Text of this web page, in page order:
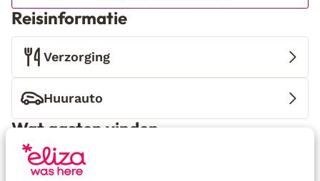
Reisinformatie
Verzorging
Huurauto
Wat gasten vinden
Dit zijn 100% echte beoordelingen van reizigers die
jou voorgingen.